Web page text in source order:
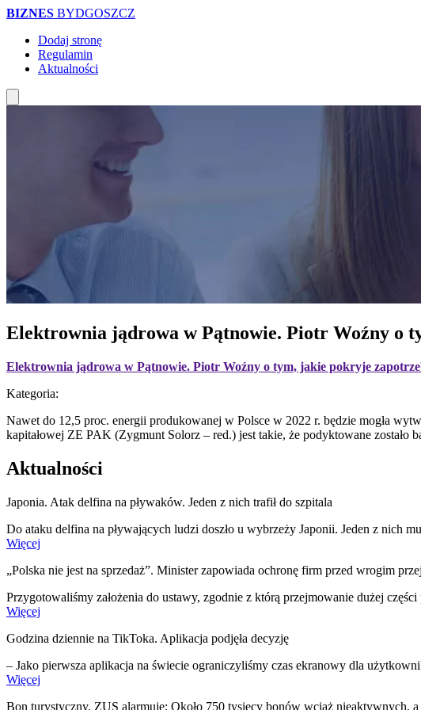
BIZNES BYDGOSZCZ
Dodaj stronę
Regulamin
Aktualności
Elektrownia jądrowa w Pątnowie. Piotr Woźny o
Elektrownia jądrowa w Pątnowie. Piotr Woźny o tym, jakie pokryje
Kategoria:
Nawet do 12,5 proc. energii produkowanej w Polsce w 2022 r. będzie mogła
kapitałowej ZE PAK (Zygmunt Solorz – red.) jest takie, że podyktowane zostało
Aktualności
Japonia. Atak delfina na pływaków. Jeden z nich trafił do szpitala
Do ataku delfina na pływających ludzi doszło u wybrzeży Japonii. Jeden z nich
Więcej
„Polska nie jest na sprzedaż”. Minister zapowiada ochronę firm przed wrogim
Przygotowaliśmy założenia do ustawy, zgodnie z którą przejmowanie dużej
Więcej
Godzina dziennie na TikToka. Aplikacja podjęła decyzję
– Jako pierwsza aplikacja na świecie ograniczyliśmy czas ekranowy dla
Więcej
Bon turystyczny. ZUS alarmuje: Około 750 tysięcy bonów wciąż nieaktywnych,